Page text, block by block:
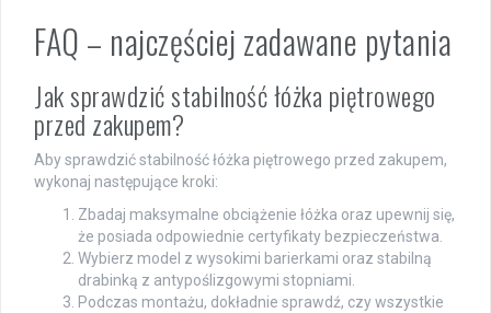
FAQ – najczęściej zadawane pytania
Jak sprawdzić stabilność łóżka piętrowego
przed zakupem?
Aby sprawdzić stabilność łóżka piętrowego przed zakupem,
wykonaj następujące kroki:
Zbadaj maksymalne obciążenie łóżka oraz upewnij się,
że posiada odpowiednie certyfikaty bezpieczeństwa.
Wybierz model z wysokimi barierkami oraz stabilną
drabinką z antypoślizgowymi stopniami.
Podczas montażu, dokładnie sprawdź, czy wszystkie